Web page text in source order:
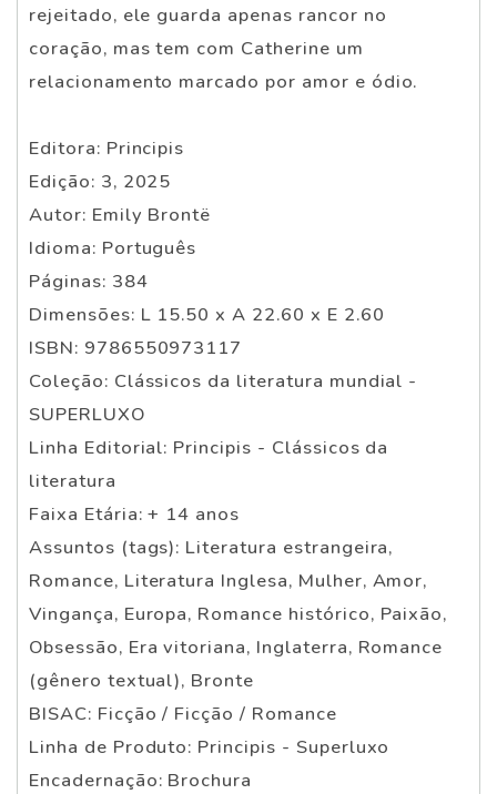
rejeitado, ele guarda apenas rancor no
coração, mas tem com Catherine um
relacionamento marcado por amor e ódio.
Editora: Principis
Edição: 3, 2025
Autor: Emily Brontë
Idioma: Português
Páginas: 384
Dimensões: L 15.50 x A 22.60 x E 2.60
ISBN: 9786550973117
Coleção: Clássicos da literatura mundial -
SUPERLUXO
Linha Editorial: Principis - Clássicos da
literatura
Faixa Etária: + 14 anos
Assuntos (tags): Literatura estrangeira,
Romance, Literatura Inglesa, Mulher, Amor,
Vingança, Europa, Romance histórico, Paixão,
Obsessão, Era vitoriana, Inglaterra, Romance
(gênero textual), Bronte
BISAC: Ficção / Ficção / Romance
Linha de Produto: Principis - Superluxo
Encadernação: Brochura